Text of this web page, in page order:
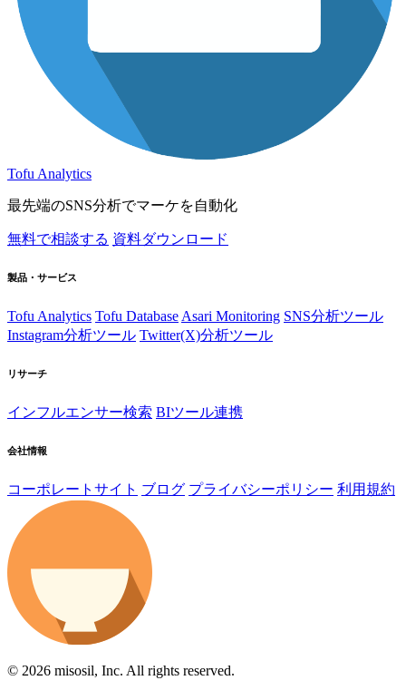
Tofu Analytics
最先端のSNS分析でマーケを自動化
無料で相談する 資料ダウンロード
製品・サービス
Tofu Analytics Tofu Database Asari Monitoring SNS分析ツール
Instagram分析ツール Twitter(X)分析ツール
リサーチ
インフルエンサー検索 BIツール連携
会社情報
コーポレートサイト ブログ プライバシーポリシー 利用規約
© 2026 misosil, Inc. All rights reserved.